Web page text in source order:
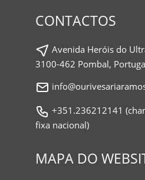
CONTACTOS
Avenida Heróis do
3100-462 Pombal,
+351.236212141
fixa nacional)
MAPA DO